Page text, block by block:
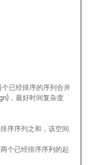
已经排序的序列合并
，最好时间复杂度
序序列之和，该空间
个已经排序序列的起